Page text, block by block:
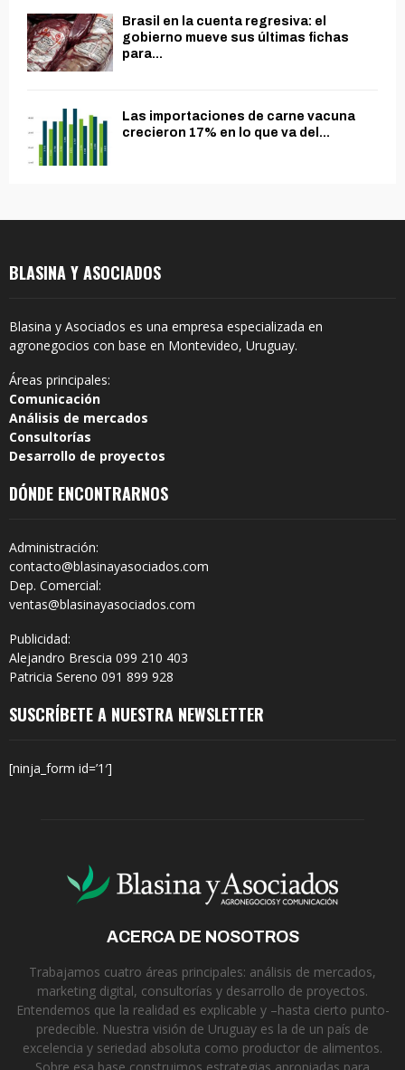
Brasil en la cuenta regresiva: el
gobierno mueve sus últimas fichas
para...
Las importaciones de carne vacuna
crecieron 17% en lo que va del...
BLASINA Y ASOCIADOS
Blasina y Asociados es una empresa especializada en
agronegocios con base en Montevideo, Uruguay.
Áreas principales:
Comunicación
Análisis de mercados
Consultorías
Desarrollo de proyectos
DÓNDE ENCONTRARNOS
Administración:
contacto@blasinayasociados.com
Dep. Comercial:
ventas@blasinayasociados.com
Publicidad:
Alejandro Brescia 099 210 403
Patricia Sereno 091 899 928
SUSCRÍBETE A NUESTRA NEWSLETTER
[ninja_form id=’1′]
ACERCA DE NOSOTROS
Trabajamos cuatro áreas principales: análisis de mercados,
marketing digital, consultorías y desarrollo de proyectos.
Entendemos que la realidad es explicable y –hasta cierto punto-
predecible. Nuestra visión de Uruguay es la de un país de
excelencia y seriedad absoluta como productor de alimentos.
Sobre esa base construimos estrategias apropiadas para